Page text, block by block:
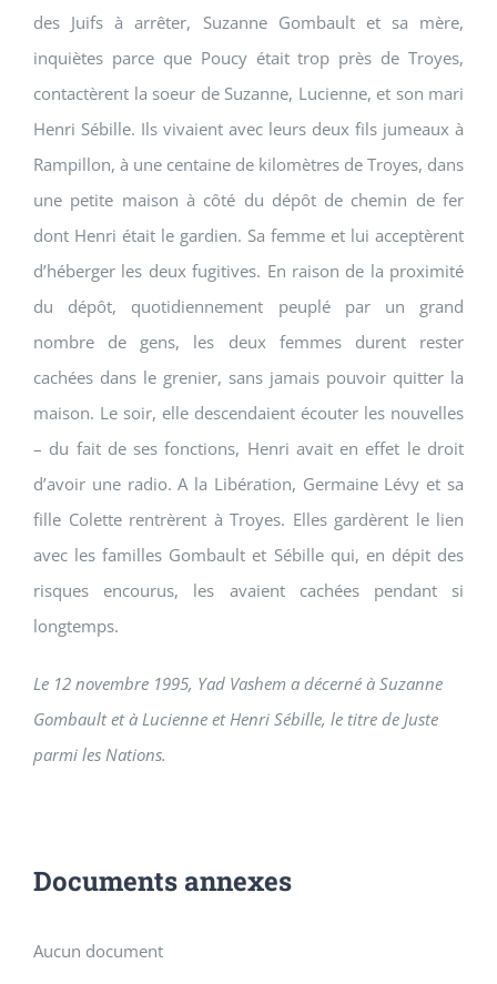
des Juifs à arrêter, Suzanne Gombault et sa mère,
inquiètes parce que Poucy était trop près de Troyes,
contactèrent la soeur de Suzanne, Lucienne, et son mari
Henri Sébille. Ils vivaient avec leurs deux fils jumeaux à
Rampillon, à une centaine de kilomètres de Troyes, dans
une petite maison à côté du dépôt de chemin de fer
dont Henri était le gardien. Sa femme et lui acceptèrent
d’héberger les deux fugitives. En raison de la proximité
du dépôt, quotidiennement peuplé par un grand
nombre de gens, les deux femmes durent rester
cachées dans le grenier, sans jamais pouvoir quitter la
maison. Le soir, elle descendaient écouter les nouvelles
– du fait de ses fonctions, Henri avait en effet le droit
d’avoir une radio. A la Libération, Germaine Lévy et sa
fille Colette rentrèrent à Troyes. Elles gardèrent le lien
avec les familles Gombault et Sébille qui, en dépit des
risques encourus, les avaient cachées pendant si
longtemps.
Le 12 novembre 1995, Yad Vashem a décerné à Suzanne
Gombault et à Lucienne et Henri Sébille, le titre de Juste
parmi les Nations.
Documents annexes
Aucun document